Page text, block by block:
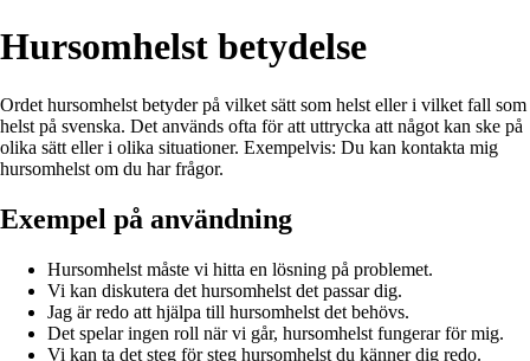
Hursomhelst betydelse
Ordet hursomhelst betyder på vilket sätt som helst eller i vilket fall som
helst på svenska. Det används ofta för att uttrycka att något kan ske på
olika sätt eller i olika situationer. Exempelvis: Du kan kontakta mig
hursomhelst om du har frågor.
Exempel på användning
Hursomhelst måste vi hitta en lösning på problemet.
Vi kan diskutera det hursomhelst det passar dig.
Jag är redo att hjälpa till hursomhelst det behövs.
Det spelar ingen roll när vi går, hursomhelst fungerar för mig.
Vi kan ta det steg för steg hursomhelst du känner dig redo.